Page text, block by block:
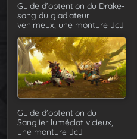
Guide d’obtention du Drake-
sang du gladiateur
venimeux, une monture JcJ
Guide d’obtention du
Sanglier luméclat vicieux,
une monture JcJ